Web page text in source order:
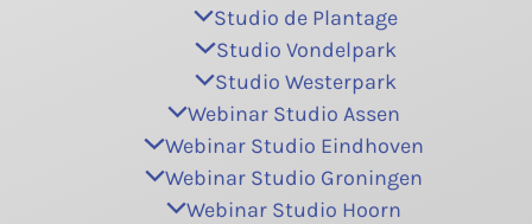
Studio de Plantage
Studio Vondelpark
Studio Westerpark
Webinar Studio Assen
Webinar Studio Eindhoven
Webinar Studio Groningen
Webinar Studio Hoorn